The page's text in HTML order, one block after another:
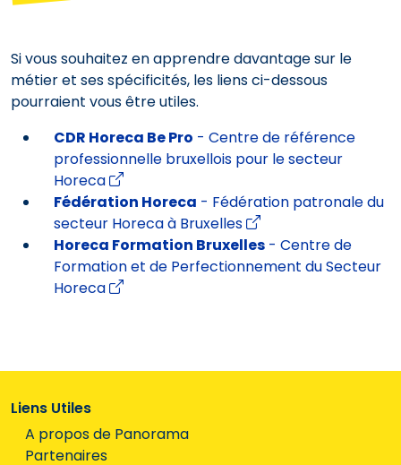
Si vous souhaitez en apprendre davantage sur le
métier et ses spécificités, les liens ci-dessous
pourraient vous être utiles.
CDR Horeca Be Pro - Centre de référence
professionnelle bruxellois pour le secteur
Horeca
Fédération Horeca - Fédération patronale du
secteur Horeca à Bruxelles
Horeca Formation Bruxelles - Centre de
Formation et de Perfectionnement du Secteur
Horeca
Liens Utiles
A propos de Panorama
Partenaires